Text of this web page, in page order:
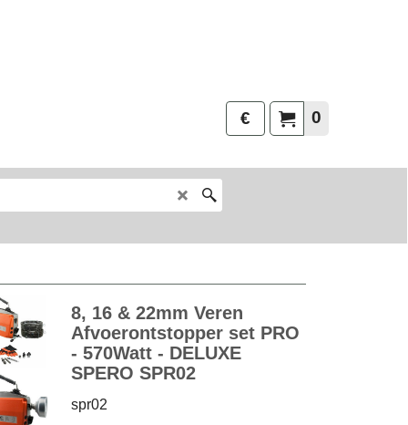
0
€
8, 16 & 22mm Veren
Afvoerontstopper set PRO
- 570Watt - DELUXE
SPERO SPR02
spr02